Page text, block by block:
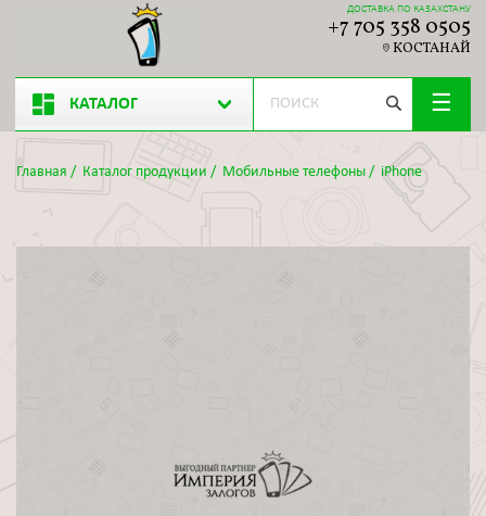
ДОСТАВКА ПО КАЗАХСТАНУ
+7 705 358 0505
КОСТАНАЙ
КАТАЛОГ
Главная / Каталог продукции / Мобильные телефоны / iPhone